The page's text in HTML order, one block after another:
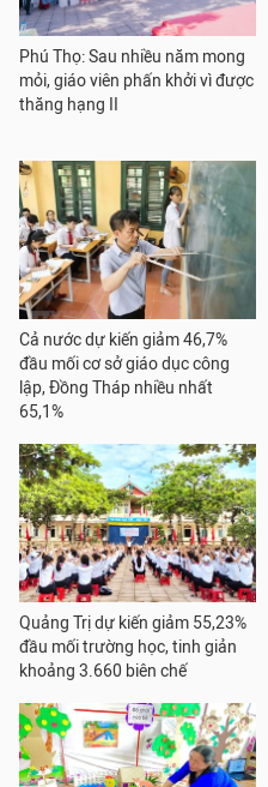
Phú Thọ: Sau nhiều năm mong
mỏi, giáo viên phấn khởi vì được
thăng hạng II
Cả nước dự kiến giảm 46,7%
đầu mối cơ sở giáo dục công
lập, Đồng Tháp nhiều nhất
65,1%
Quảng Trị dự kiến giảm 55,23%
đầu mối trường học, tinh giản
khoảng 3.660 biên chế